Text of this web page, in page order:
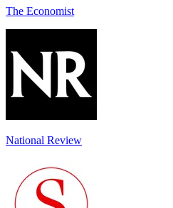
The Economist
National Review